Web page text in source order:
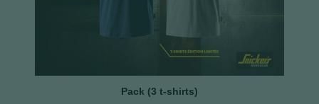
Aperçu rapide
Pack (3 t-shirts)